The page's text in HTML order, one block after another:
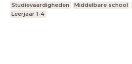
Studievaardigheden Middelbare school
Leerjaar 1-4